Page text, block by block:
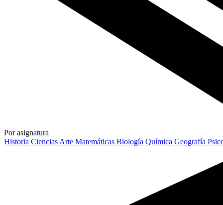
Por asignatura
Historia Ciencias Arte Matemáticas Biología Química Geografía